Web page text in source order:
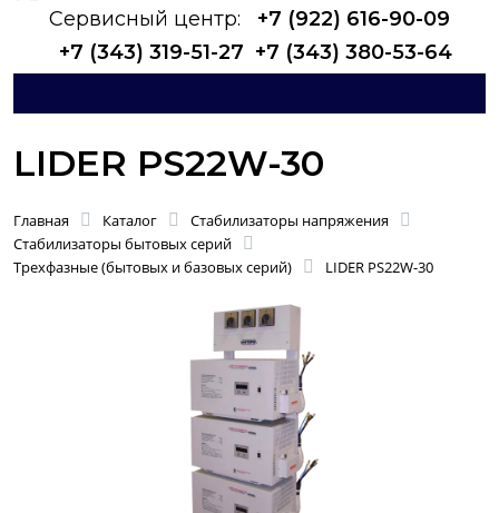
Сервисный центр:
+7 (922) 616-90-09
+7 (343) 319-51-27 +7 (343) 380-53-64
LIDER PS22W-30
Главная Каталог
Стабилизаторы напряжения
Стабилизаторы бытовых серий
Трехфазные (бытовых и базовых серий)
LIDER PS22W-30